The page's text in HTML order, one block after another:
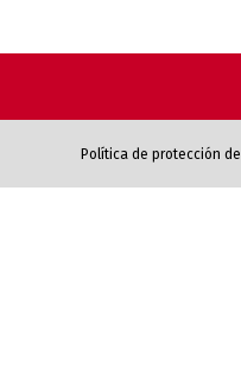
Política de protección